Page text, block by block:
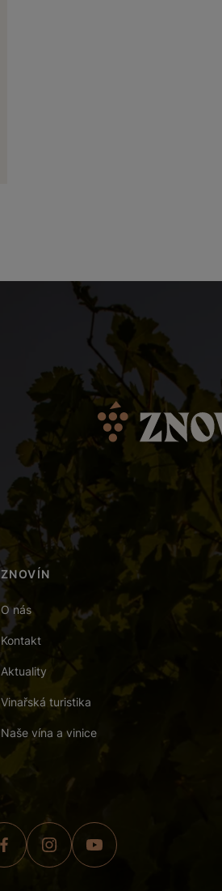
ZNOVÍN
O nás
Kontakt
Aktuality
Vinařská turistika
Naše vína a vinice